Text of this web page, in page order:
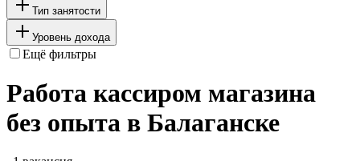
Тип занятости
Уровень дохода
Ещё фильтры
Работа кассиром магазина
без опыта в Балаганске